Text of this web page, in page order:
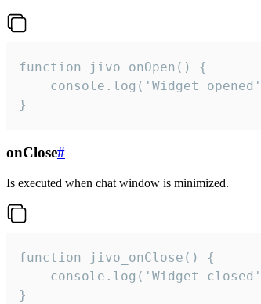
function jivo_onOpen() {
console.log('Widget
}
onClose#
Is executed when chat window is minimized.
function jivo_onClose() {
console.log('Widget
}